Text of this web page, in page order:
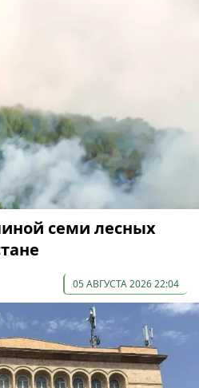
семи лесных
05 АВГУСТА 2026 22:04